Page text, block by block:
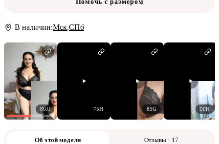
Помочь с размером
В наличии:Мск,СПб
80JJ 75H 85G 90H
Об этой модели Отзывы · 17